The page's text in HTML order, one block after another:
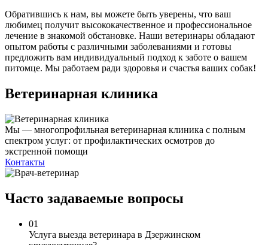
Обратившись к нам, вы можете быть уверены, что ваш
любимец получит высококачественное и профессиональное
лечение в знакомой обстановке. Наши ветеринары обладают
опытом работы с различными заболеваниями и готовы
предложить вам индивидуальный подход к заботе о вашем
питомце. Мы работаем ради здоровья и счастья ваших собак!
Ветеринарная клиника
Мы — многопрофильная ветеринарная клиника с полным
спектром услуг: от профилактических осмотров до
экстренной помощи
Контакты
Часто задаваемые вопросы
01
Услуга выезда ветеринара в Дзержинском